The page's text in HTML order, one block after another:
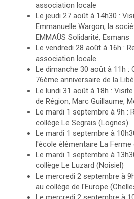
association locale
Le jeudi 27 août à 14h30 :
Emmanuelle Wargon, la
EMMAÜS Solidarité, Esmans
Le vendredi 28 août à 16h :
association locale
Le dimanche 30 août à 11h :
76ème anniversaire de la
Le lundi 31 août à 18h :
de Région, Marc Guillaume,
Le mardi 1 septembre à 9h :
collège Le Segrais (Lognes)
Le mardi 1 septembre à
l'école élémentaire La
Le mardi 1 septembre à
collège Le Luzard (Noisiel)
Le mercredi 2 septembre à
au collège de l'Europe